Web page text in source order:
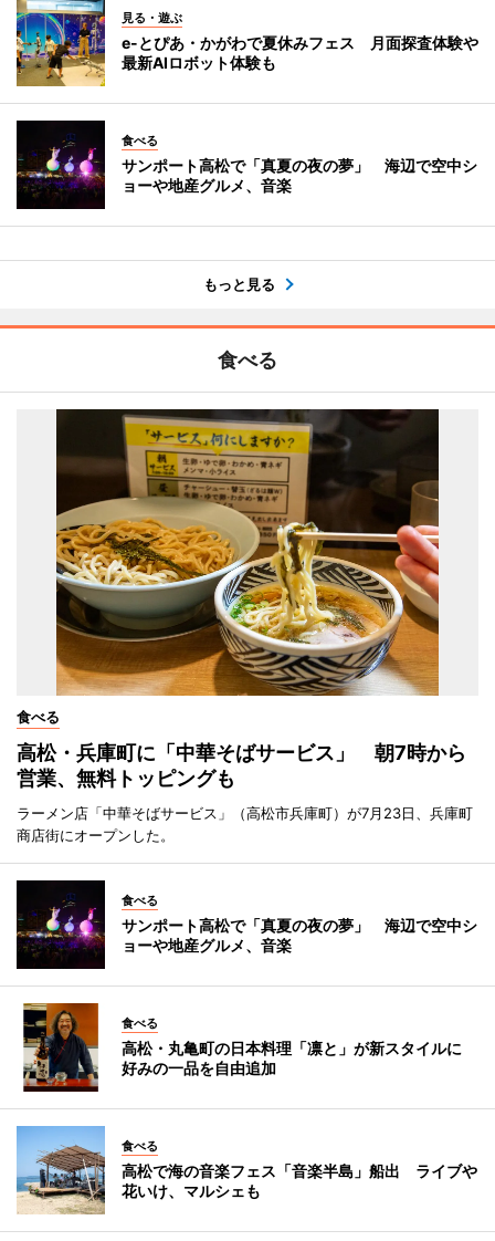
見る・遊ぶ
e-とぴあ・かがわで夏休みフェス 月面探査体験や
最新AIロボット体験も
食べる
サンポート高松で「真夏の夜の夢」 海辺で空中シ
ョーや地産グルメ、音楽
もっと見る
食べる
食べる
高松・兵庫町に「中華そばサービス」 朝7時から
営業、無料トッピングも
ラーメン店「中華そばサービス」（高松市兵庫町）が7月23日、兵庫町
商店街にオープンした。
食べる
サンポート高松で「真夏の夜の夢」 海辺で空中シ
ョーや地産グルメ、音楽
食べる
高松・丸亀町の日本料理「凛と」が新スタイルに
好みの一品を自由追加
食べる
高松で海の音楽フェス「音楽半島」船出 ライブや
花いけ、マルシェも